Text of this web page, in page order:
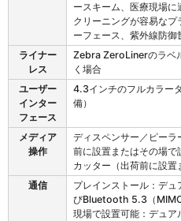
1
ン
び
ースキーム、医療現場に
クリーニングが容易な
ーフェース、紫外線防御
ライナー
レス
Zebra ZeroLinerのラベ
く場合
ユーザー
インター
フェース
4.3インチのフルカラー
備）
メディア
操作
ディスペンサー／ピー
前に設置またはその場で
カッター（出荷前に設置
通信
プレインストール：デ
びBluetooth 5.3（MIMO
現場で設置可能：デュ